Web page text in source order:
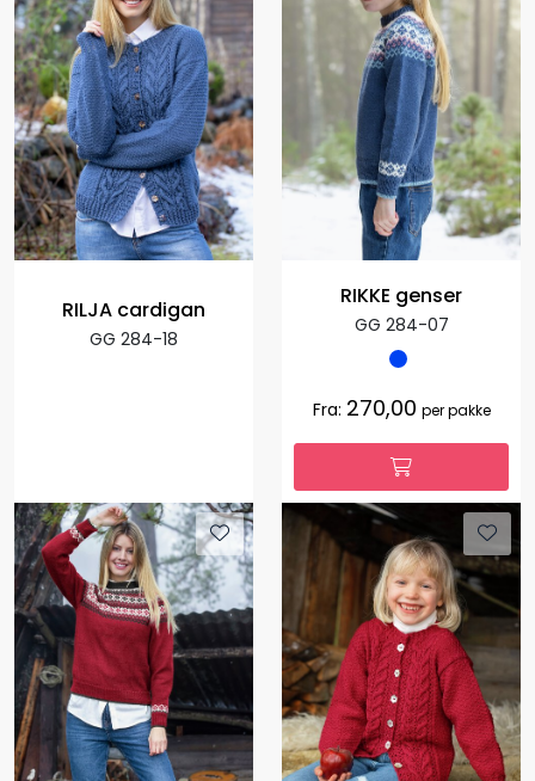
RILJA cardigan
GG 284-18
RIKKE genser
GG 284-07
Fra: 270,00 per pakke